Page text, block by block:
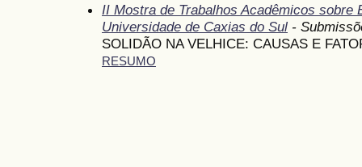
II Mostra de Trabalhos Acadêmicos sobre
Universidade de Caxias do Sul -
SOLIDÃO NA VELHICE: CAUSAS E
RESUMO